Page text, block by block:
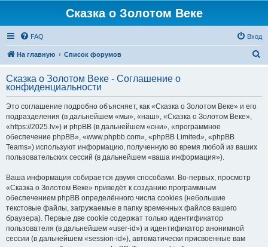
Сказка о Золотом Веке
FAQ Вход
На главную Список форумов
с
Сказка о Золотом Веке - Соглашение о
конфиденциальности
Это соглашение подробно объясняет, как «Сказка о Золотом Веке» и его
подразделения (в дальнейшем «мы», «наш», «Сказка о Золотом Веке»,
«https://2025.lv») и phpBB (в дальнейшем «они», «программное
обеспечение phpBB», «www.phpbb.com», «phpBB Limited», «phpBB
Teams») используют информацию, полученную во время любой из ваших
пользовательских сессий (в дальнейшем «ваша информация»).
Ваша информация собирается двумя способами. Во-первых, просмотр
«Сказка о Золотом Веке» приведёт к созданию программным
обеспечением phpBB определённого числа cookies (небольшие
текстовые файлы, загружаемые в папку временных файлов вашего
браузера). Первые две cookie содержат только идентификатор
пользователя (в дальнейшем «user-id») и идентификатор анонимной
сессии (в дальнейшем «session-id»), автоматически присвоенные вам